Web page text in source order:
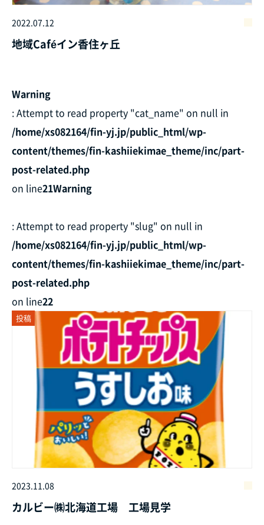
2022.07.12
地域Caféイン香住ヶ丘
Warning
: Attempt to read property "cat_name" on null in
/home/xs082164/fin-yj.jp/public_html/wp-
content/themes/fin-kashiiekimae_theme/inc/part-
post-related.php
on line21Warning
: Attempt to read property "slug" on null in
/home/xs082164/fin-yj.jp/public_html/wp-
content/themes/fin-kashiiekimae_theme/inc/part-
post-related.php
on line22
投稿
2023.11.08
カルビー㈱北海道工場 工場見学